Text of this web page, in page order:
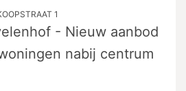
1
- Nieuw aanbod
nabij centrum